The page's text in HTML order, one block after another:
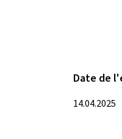
Date de
14.04.2025